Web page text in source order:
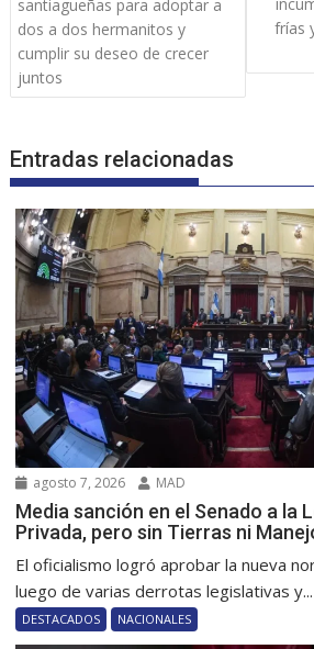
entradas
santiagueñas para adoptar a
dos a dos hermanitos y
cumplir su deseo de crecer
juntos
frías
Entradas relacionadas
agosto 7, 2026 MAD
Media sanción en el Senado a la
Privada, pero sin Tierras ni
El oficialismo logró aprobar la nueva
luego de varias derrotas legislativas y...
DESTACADOS NACIONALES